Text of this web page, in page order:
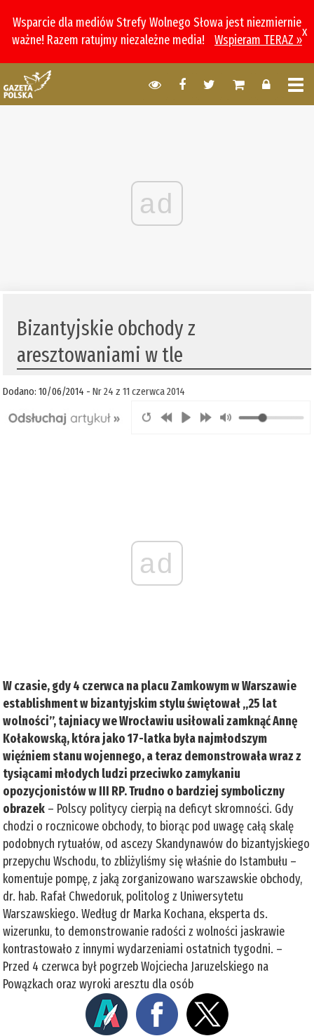
Wsparcie dla mediów Strefy Wolnego Słowa jest niezmiernie
ważne! Razem ratujmy niezależne media!
Wspieram TERAZ »
x
ad
Bizantyjskie obchody z
aresztowaniami w tle
Dodano: 10/06/2014 -Nr 24 z 11 czerwca 2014
ad
W czasie, gdy 4 czerwca na placu Zamkowym w Warszawie
establishment w bizantyjskim stylu świętował „25 lat
wolności”, tajniacy we Wrocławiu usiłowali zamknąć Annę
Kołakowską, która jako 17-latka była najmłodszym
więźniem stanu wojennego, a teraz demonstrowała wraz z
tysiącami młodych ludzi przeciwko zamykaniu
opozycjonistów w III RP. Trudno o bardziej symboliczny
obrazek – Polscy politycy cierpią na deficyt skromności. Gdy
chodzi o rocznicowe obchody, to biorąc pod uwagę całą skalę
podobnych rytuałów, od ascezy Skandynawów do bizantyjskiego
przepychu Wschodu, to zbliżyliśmy się właśnie do Istambułu –
komentuje pompę, z jaką zorganizowano warszawskie obchody,
dr. hab. Rafał Chwedoruk, politolog z Uniwersytetu
Warszawskiego. Według dr Marka Kochana, eksperta ds.
wizerunku, to demonstrowanie radości z wolności jaskrawie
kontrastowało z innymi wydarzeniami ostatnich tygodni. –
Przed 4 czerwca był pogrzeb Wojciecha Jaruzelskiego na
Powązkach oraz wyroki aresztu dla osób